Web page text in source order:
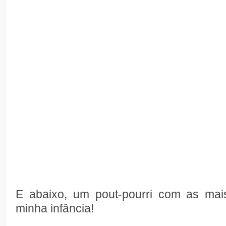
E abaixo, um pout-pourri com as
minha infância!